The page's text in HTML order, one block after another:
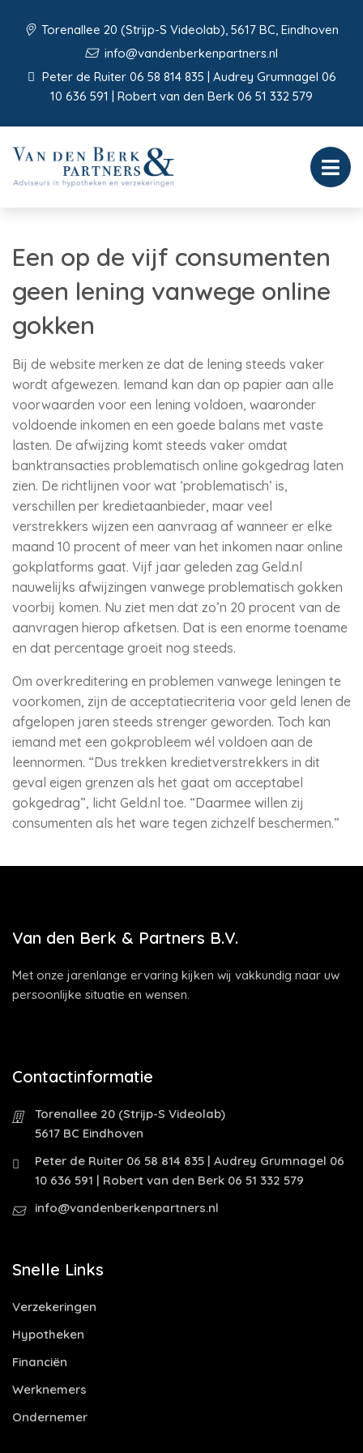
Torenallee 20 (Strijp-S Videolab), 5617 BC, Eindhoven
info@vandenberkenpartners.nl
Peter de Ruiter 06 58 814 835 | Audrey Grumnagel 06
10 636 591 | Robert van den Berk 06 51 332 579
Een op de vijf consumenten
geen lening vanwege online
gokken
Bij de website merken ze dat de lening steeds vaker
wordt afgewezen. Iemand kan dan op papier aan alle
voorwaarden voor een lening voldoen, waaronder
voldoende inkomen en een goede balans met vaste
lasten. De afwijzing komt steeds vaker omdat
banktransacties problematisch online gokgedrag laten
zien. De richtlijnen voor wat ‘problematisch’ is,
verschillen per kredietaanbieder, maar veel
verstrekkers wijzen een aanvraag af wanneer er elke
maand 10 procent of meer van het inkomen naar online
gokplatforms gaat. Vijf jaar geleden zag Geld.nl
nauwelijks afwijzingen vanwege problematisch gokken
voorbij komen. Nu ziet men dat zo’n 20 procent van de
aanvragen hierop afketsen. Dat is een enorme toename
en dat percentage groeit nog steeds.
Om overkreditering en problemen vanwege leningen te
voorkomen, zijn de acceptatiecriteria voor geld lenen de
afgelopen jaren steeds strenger geworden. Toch kan
iemand met een gokprobleem wél voldoen aan de
leennormen. “Dus trekken kredietverstrekkers in dit
geval eigen grenzen als het gaat om acceptabel
gokgedrag”, licht Geld.nl toe. “Daarmee willen zij
consumenten als het ware tegen zichzelf beschermen.”
Van den Berk & Partners B.V.
Met onze jarenlange ervaring kijken wij vakkundig naar uw
persoonlijke situatie en wensen.
Contactinformatie
Torenallee 20 (Strijp-S Videolab)
5617 BC Eindhoven
Peter de Ruiter 06 58 814 835 | Audrey Grumnagel 06
10 636 591 | Robert van den Berk 06 51 332 579
info@vandenberkenpartners.nl
Snelle Links
Verzekeringen
Hypotheken
Financiën
Werknemers
Ondernemer